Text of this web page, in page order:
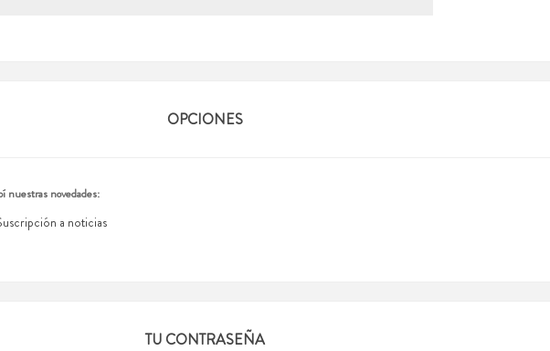
OPCIONES
nuestras novedades:
a noticias
TU CONTRASEÑA